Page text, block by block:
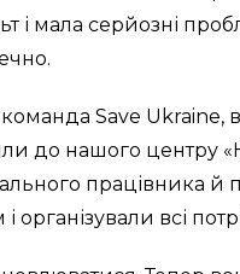
і мала серйозні
Save Ukraine,
до нашого центру
працівника
всі